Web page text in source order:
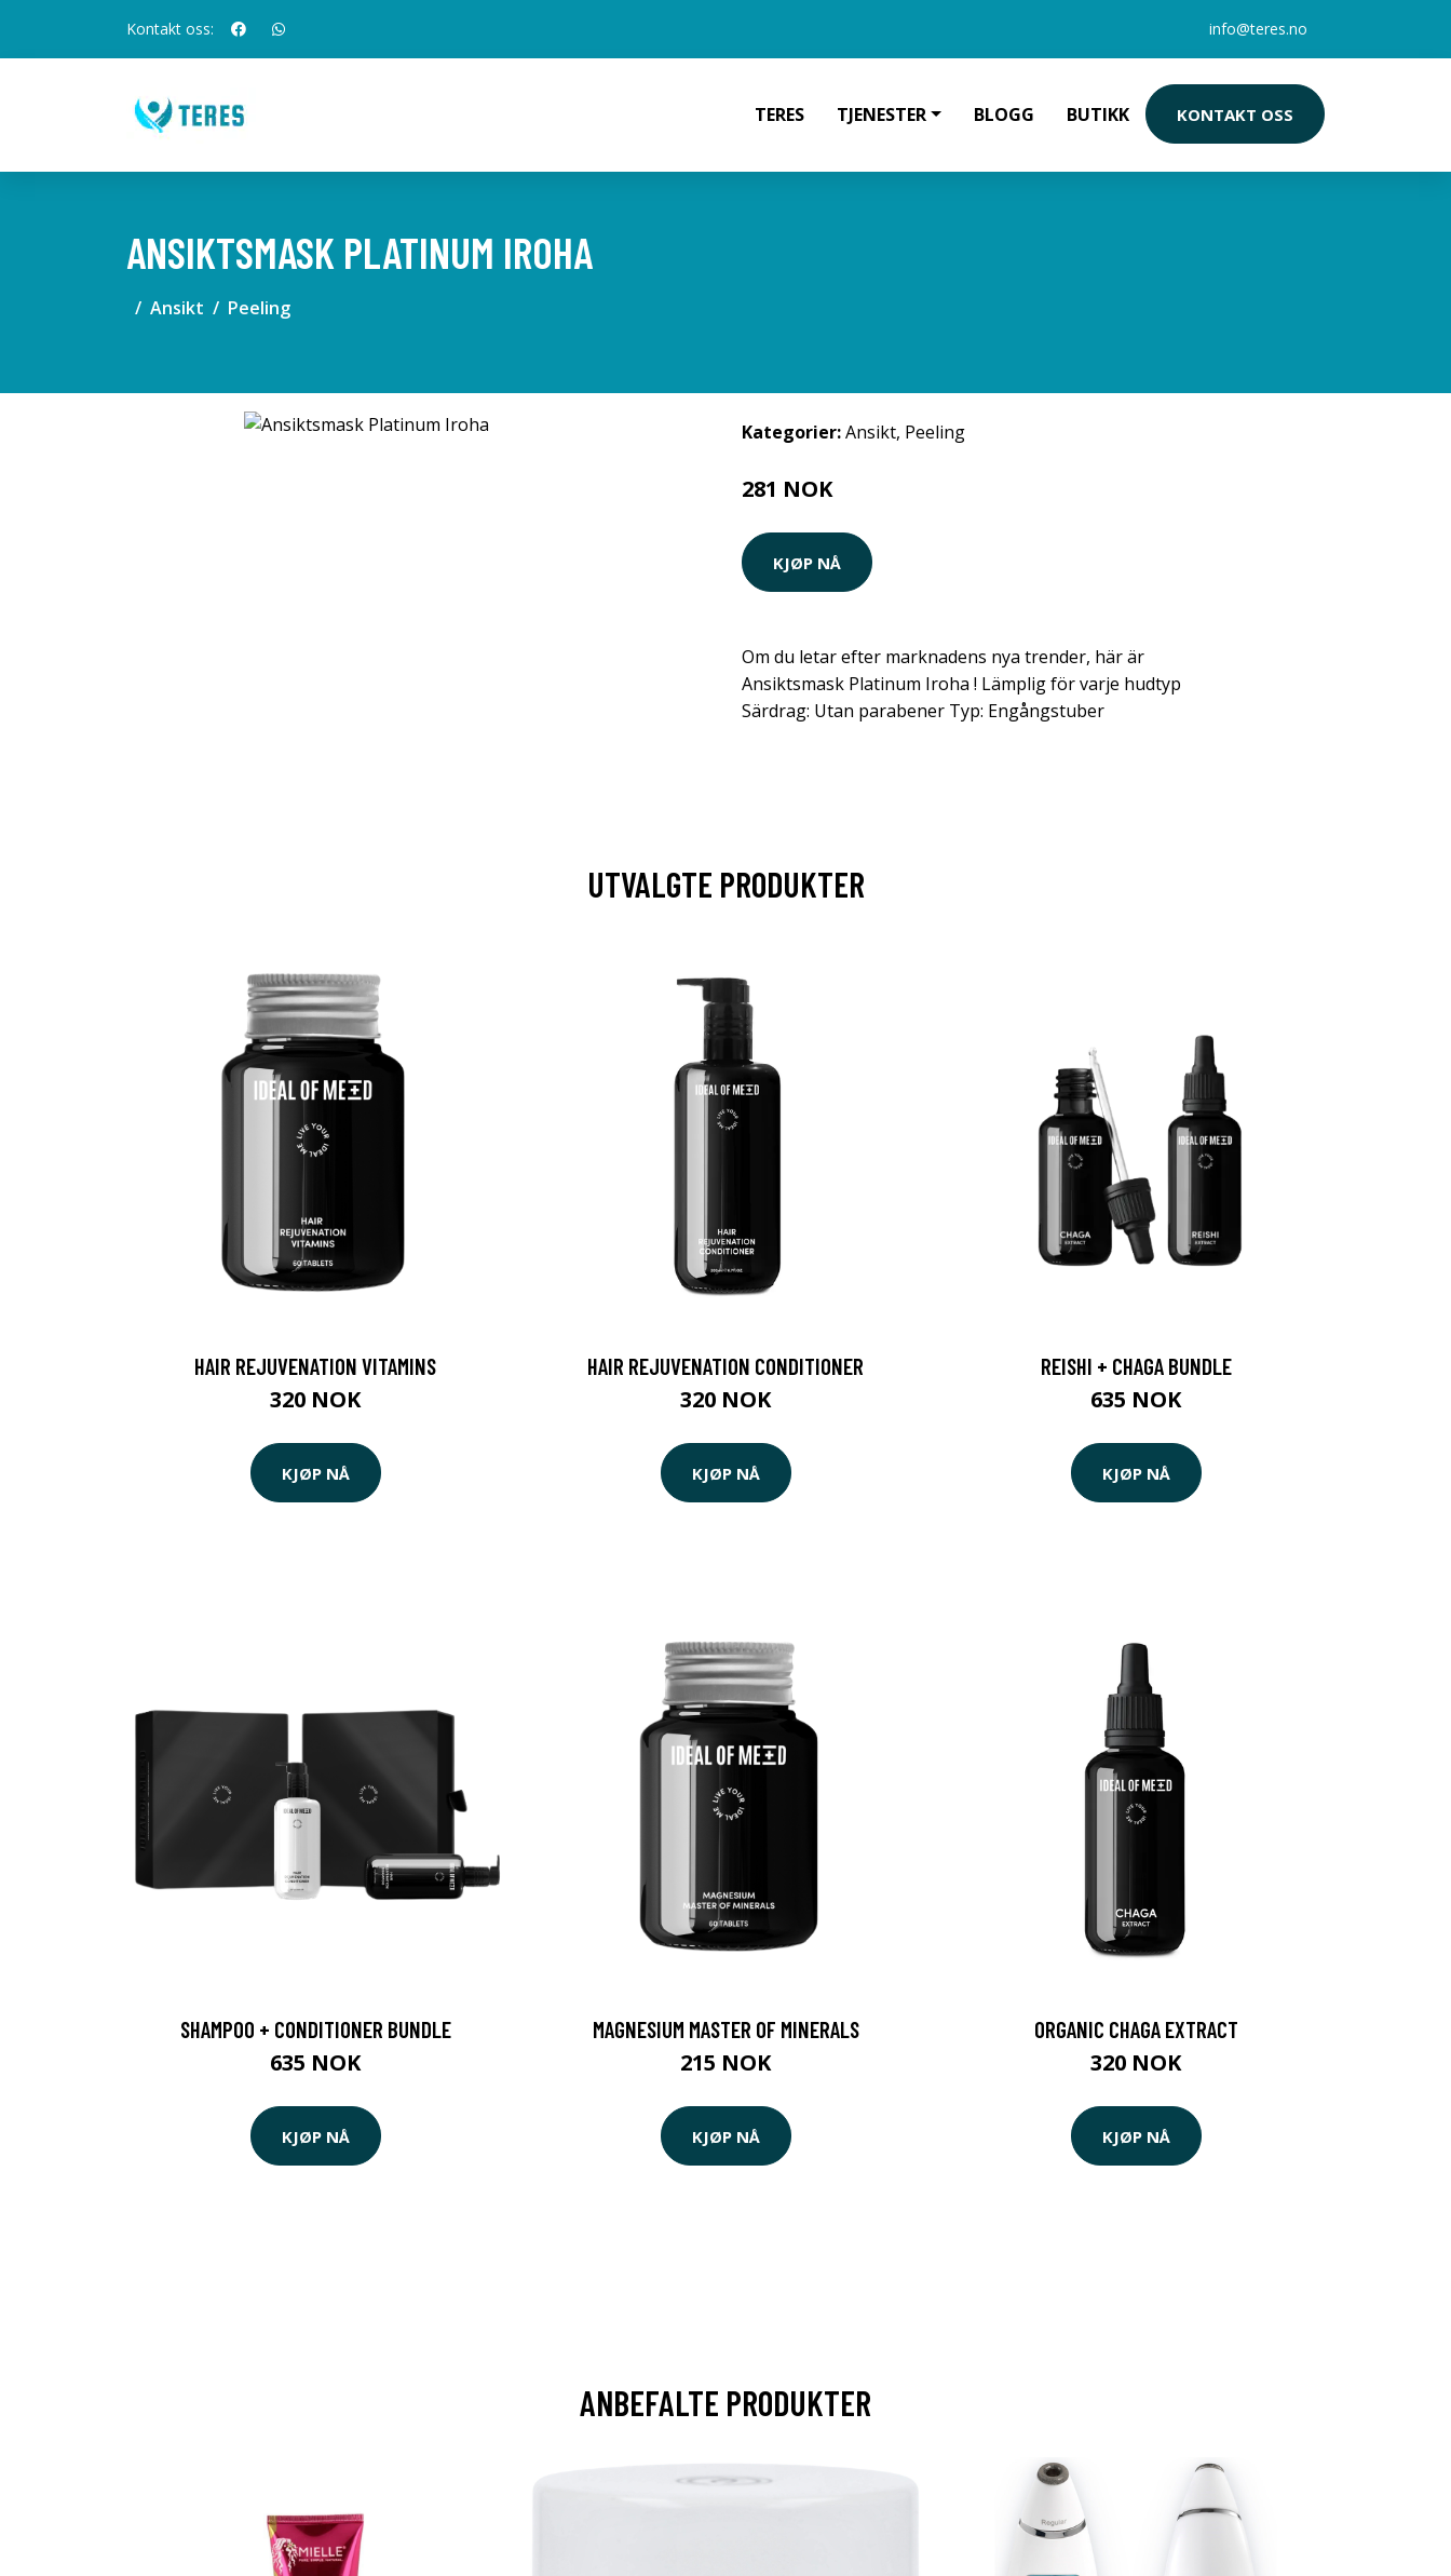
Kontakt oss: info@teres.no
TERES TJENESTER BLOGG BUTIKK KONTAKT OSS
ANSIKTSMASK PLATINUM IROHA
Ansikt Peeling
Kategorier:Ansikt, Peeling
281 NOK
KJØP NÅ
Om du letar efter marknadens nya trender, här är
Ansiktsmask Platinum Iroha ! Lämplig för varje hudtyp
Särdrag: Utan parabener Typ: Engångstuber
UTVALGTE PRODUKTER
HAIR REJUVENATION VITAMINS
320 NOK
KJØP NÅ
HAIR REJUVENATION CONDITIONER
320 NOK
KJØP NÅ
REISHI + CHAGA BUNDLE
635 NOK
KJØP NÅ
SHAMPOO + CONDITIONER BUNDLE
635 NOK
KJØP NÅ
MAGNESIUM MASTER OF MINERALS
215 NOK
KJØP NÅ
ORGANIC CHAGA EXTRACT
320 NOK
KJØP NÅ
ANBEFALTE PRODUKTER